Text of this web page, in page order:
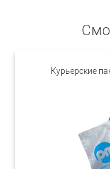
Курьерские